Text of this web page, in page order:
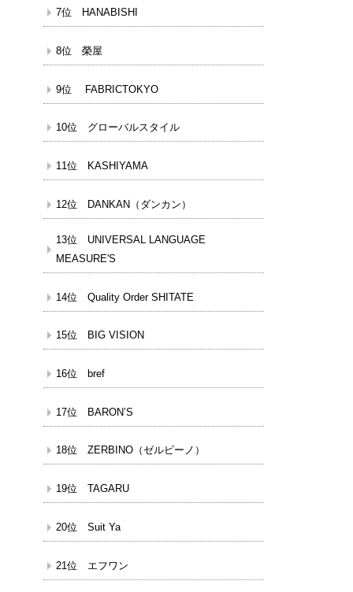
7位 HANABISHI
8位 榮屋
9位 FABRICTOKYO
10位 グローバルスタイル
11位 KASHIYAMA
12位 DANKAN（ダンカン）
13位 UNIVERSAL LANGUAGE
MEASURE'S
14位 Quality Order SHITATE
15位 BIG VISION
16位 bref
17位 BARON’S
18位 ZERBINO（ゼルビーノ）
19位 TAGARU
20位 Suit Ya
21位 エフワン